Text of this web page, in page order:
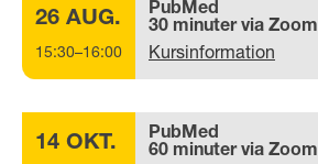
26 AUG.
15:30–16:00
PubMed
30 minuter via Zoom
Kursinformation
14 OKT.
PubMed
60 minuter via Zoom